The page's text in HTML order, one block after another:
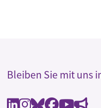
Bleiben Sie mit uns